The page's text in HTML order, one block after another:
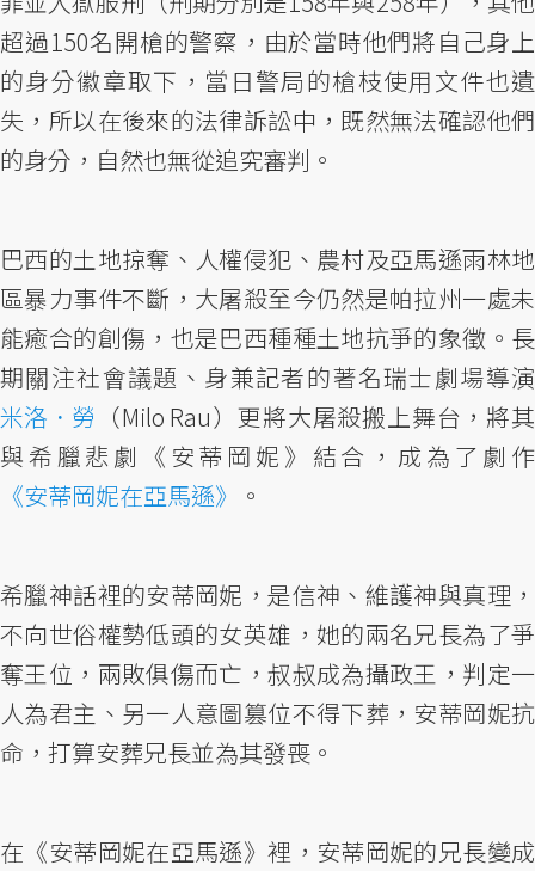
超過150名開槍的警察，由於當時他們將自己身上
的身分徽章取下，當日警局的槍枝使用文件也遺
失，所以在後來的法律訴訟中，既然無法確認他們
的身分，自然也無從追究審判。
巴西的土地掠奪、人權侵犯、農村及亞馬遜雨林地
區暴力事件不斷，大屠殺至今仍然是帕拉州一處未
能癒合的創傷，也是巴西種種土地抗爭的象徵。長
期關注社會議題、身兼記者的著名瑞士劇場導演
米洛．勞 （Milo Rau）更將大屠殺搬上舞台，將其
與希臘悲劇《安蒂岡妮》結合，成為了劇作
《安蒂岡妮在亞馬遜》 。
希臘神話裡的安蒂岡妮，是信神、維護神與真理，
不向世俗權勢低頭的女英雄，她的兩名兄長為了爭
奪王位，兩敗俱傷而亡，叔叔成為攝政王，判定一
人為君主、另一人意圖篡位不得下葬，安蒂岡妮抗
命，打算安葬兄長並為其發喪。
在《安蒂岡妮在亞馬遜》裡，安蒂岡妮的兄長變成